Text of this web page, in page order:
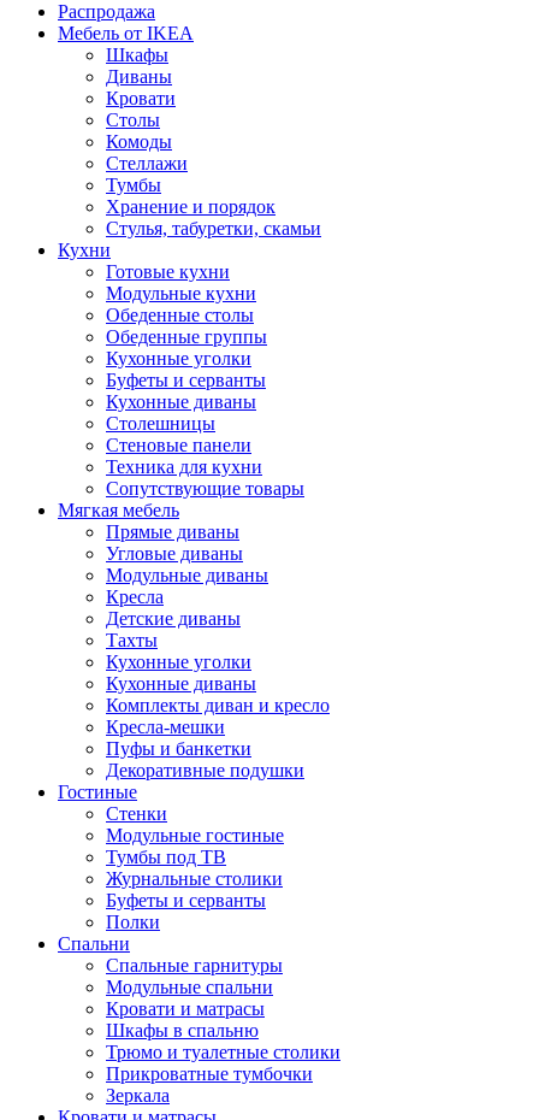
Распродажа
Мебель от IKEA
Шкафы
Диваны
Кровати
Столы
Комоды
Стеллажи
Тумбы
Хранение и порядок
Стулья, табуретки, скамьи
Кухни
Готовые кухни
Модульные кухни
Обеденные столы
Обеденные группы
Кухонные уголки
Буфеты и серванты
Кухонные диваны
Столешницы
Стеновые панели
Техника для кухни
Сопутствующие товары
Мягкая мебель
Прямые диваны
Угловые диваны
Модульные диваны
Кресла
Детские диваны
Тахты
Кухонные уголки
Кухонные диваны
Комплекты диван и кресло
Кресла-мешки
Пуфы и банкетки
Декоративные подушки
Гостиные
Стенки
Модульные гостиные
Тумбы под ТВ
Журнальные столики
Буфеты и серванты
Полки
Спальни
Спальные гарнитуры
Модульные спальни
Кровати и матрасы
Шкафы в спальню
Трюмо и туалетные столики
Прикроватные тумбочки
Зеркала